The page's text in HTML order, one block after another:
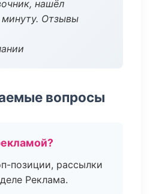
нашёл
Отзывы
вопросы
позиции, рассылки
Реклама.